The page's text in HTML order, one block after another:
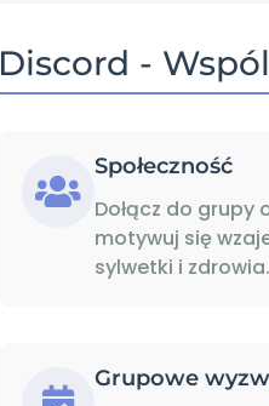
Discord -
Społeczność
Dołącz do
motywuj się
sylwetki i zdrowia.
Grupowe